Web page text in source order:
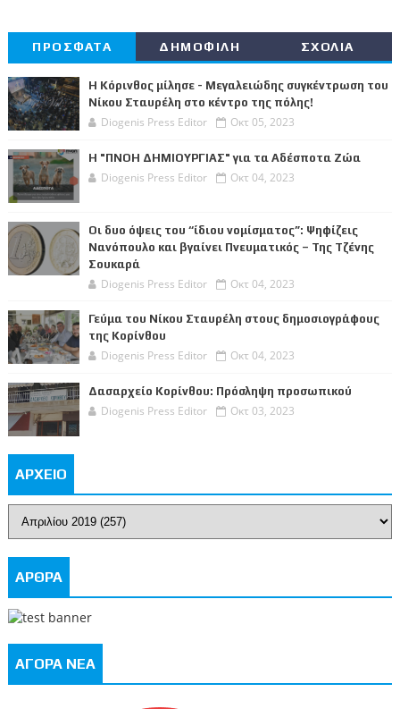
ΠΡΟΣΦΑΤΑ ΔΗΜΟΦΙΛΗ ΣΧΟΛΙΑ
Η Κόρινθος μίλησε - Μεγαλειώδης συγκέντρωση του
Νίκου Σταυρέλη στο κέντρο της πόλης!
Diogenis Press Editor Οκτ 05, 2023
Η "ΠΝΟΗ ΔΗΜΙΟΥΡΓΙΑΣ" για τα Αδέσποτα Ζώα
Diogenis Press Editor Οκτ 04, 2023
Οι δυο όψεις του “ίδιου νομίσματος”: Ψηφίζεις
Νανόπουλο και βγαίνει Πνευματικός – Της Τζένης
Σουκαρά
Diogenis Press Editor Οκτ 04, 2023
Γεύμα του Νίκου Σταυρέλη στους δημοσιογράφους
της Κορίνθου
Diogenis Press Editor Οκτ 04, 2023
Δασαρχείο Κορίνθου: Πρόσληψη προσωπικού
Diogenis Press Editor Οκτ 03, 2023
ΑΡΧΕΙΟ
ΑΡΘΡΑ
ΑΓΟΡΑ ΝΕΑ